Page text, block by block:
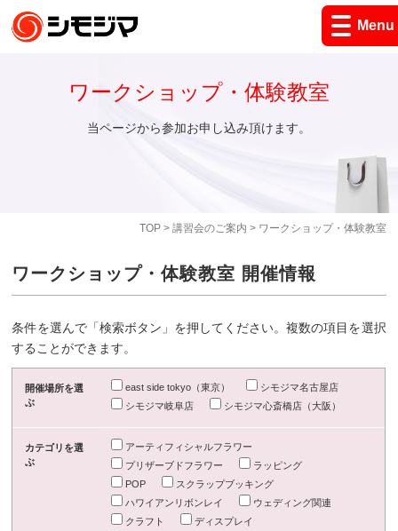
Menu
TOP> 講習会のご案内 > ワークショップ・体験教室
ワークショップ・体験教室
当ページから参加お申し込み頂けます。
ワークショップ・体験教室 開催情報
条件を選んで「検索ボタン」を押してください。複数の項目を選択
することができます。
開催場所を選
ぶ
east side tokyo（東京）
シモジマ名古屋店
シモジマ岐阜店
シモジマ心斎橋店（大阪）
カテゴリを選
ぶ
アーティフィシャルフラワー
プリザーブドフラワー
ラッピング
POP
スクラップブッキング
ハワイアンリボンレイ
ウェディング関連
クラフト
ディスプレイ